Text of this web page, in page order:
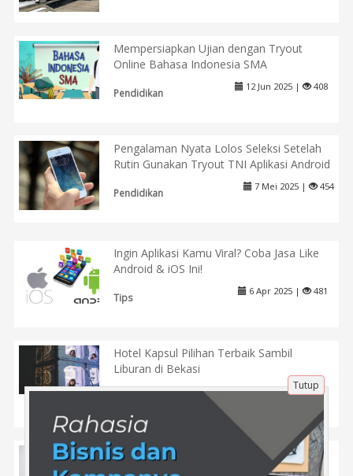
Mempersiapkan Ujian dengan Tryout
Online Bahasa Indonesia SMA
Pendidikan
12 Jun 2025 | 408
Pengalaman Nyata Lolos Seleksi Setelah
Rutin Gunakan Tryout TNI Aplikasi Android
Pendidikan
7 Mei 2025 | 454
Ingin Aplikasi Kamu Viral? Coba Jasa Like
Android & iOS Ini!
Tips
6 Apr 2025 | 481
Hotel Kapsul Pilihan Terbaik Sambil
Liburan di Bekasi
19 Sep 2023 | 2589
Apa Itu Try Out Kelas 6? Cara Menjaga
Tutup